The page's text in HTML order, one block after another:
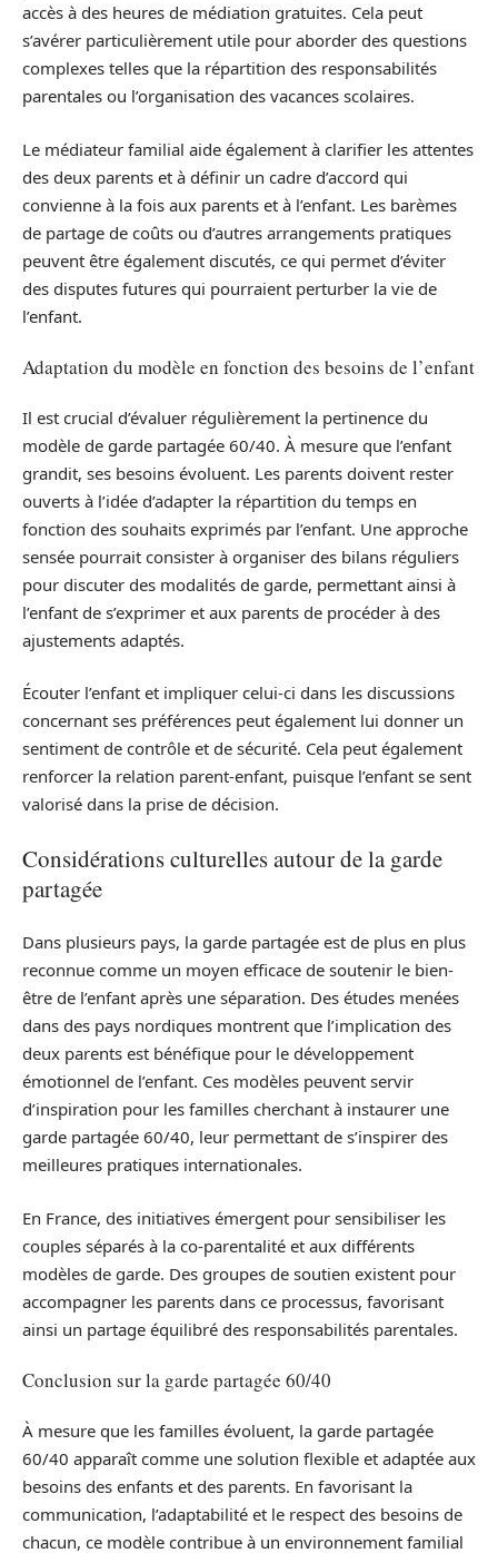
accès à des heures de médiation gratuites. Cela peut
s’avérer particulièrement utile pour aborder des questions
complexes telles que la répartition des responsabilités
parentales ou l’organisation des vacances scolaires.
Le médiateur familial aide également à clarifier les attentes
des deux parents et à définir un cadre d’accord qui
convienne à la fois aux parents et à l’enfant. Les barèmes
de partage de coûts ou d’autres arrangements pratiques
peuvent être également discutés, ce qui permet d’éviter
des disputes futures qui pourraient perturber la vie de
l’enfant.
Adaptation du modèle en fonction des besoins de l’enfant
Il est crucial d’évaluer régulièrement la pertinence du
modèle de garde partagée 60/40. À mesure que l’enfant
grandit, ses besoins évoluent. Les parents doivent rester
ouverts à l’idée d’adapter la répartition du temps en
fonction des souhaits exprimés par l’enfant. Une approche
sensée pourrait consister à organiser des bilans réguliers
pour discuter des modalités de garde, permettant ainsi à
l’enfant de s’exprimer et aux parents de procéder à des
ajustements adaptés.
Écouter l’enfant et impliquer celui-ci dans les discussions
concernant ses préférences peut également lui donner un
sentiment de contrôle et de sécurité. Cela peut également
renforcer la relation parent-enfant, puisque l’enfant se sent
valorisé dans la prise de décision.
Considérations culturelles autour de la garde
partagée
Dans plusieurs pays, la garde partagée est de plus en plus
reconnue comme un moyen efficace de soutenir le bien-
être de l’enfant après une séparation. Des études menées
dans des pays nordiques montrent que l’implication des
deux parents est bénéfique pour le développement
émotionnel de l’enfant. Ces modèles peuvent servir
d’inspiration pour les familles cherchant à instaurer une
garde partagée 60/40, leur permettant de s’inspirer des
meilleures pratiques internationales.
En France, des initiatives émergent pour sensibiliser les
couples séparés à la co-parentalité et aux différents
modèles de garde. Des groupes de soutien existent pour
accompagner les parents dans ce processus, favorisant
ainsi un partage équilibré des responsabilités parentales.
Conclusion sur la garde partagée 60/40
À mesure que les familles évoluent, la garde partagée
60/40 apparaît comme une solution flexible et adaptée aux
besoins des enfants et des parents. En favorisant la
communication, l’adaptabilité et le respect des besoins de
chacun, ce modèle contribue à un environnement familial